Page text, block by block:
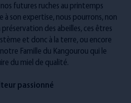
futures ruches au printemps
à son expertise, nous pourrons, non
des abeilles, ces êtres
et donc à la terre, ou encore
Famille du Kangourou qui le
du miel de qualité.
passionné